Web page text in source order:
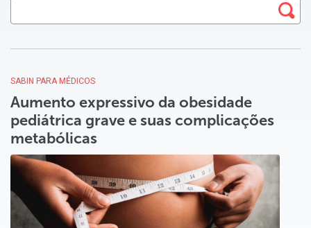
SABIN PARA MÉDICOS
Aumento expressivo da obesidade
pediátrica grave e suas complicações
metabólicas